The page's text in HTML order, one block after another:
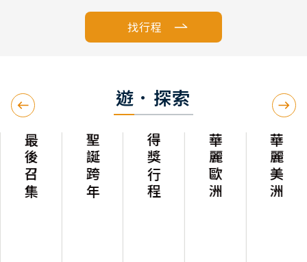
找行程
遊．探索
最後召集 聖誕跨年 得獎行程 華麗歐洲 華麗美洲